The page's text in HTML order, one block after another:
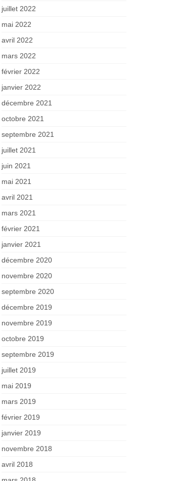
juillet 2022
mai 2022
avril 2022
mars 2022
février 2022
janvier 2022
décembre 2021
octobre 2021
septembre 2021
juillet 2021
juin 2021
mai 2021
avril 2021
mars 2021
février 2021
janvier 2021
décembre 2020
novembre 2020
septembre 2020
décembre 2019
novembre 2019
octobre 2019
septembre 2019
juillet 2019
mai 2019
mars 2019
février 2019
janvier 2019
novembre 2018
avril 2018